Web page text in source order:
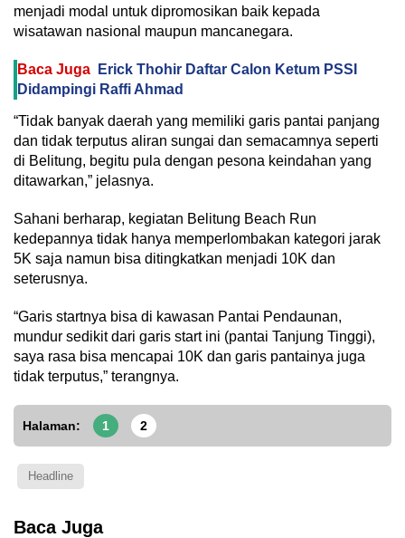
menjadi modal untuk dipromosikan baik kepada
wisatawan nasional maupun mancanegara.
Baca Juga
Erick Thohir Daftar Calon Ketum PSSI
Didampingi Raffi Ahmad
“Tidak banyak daerah yang memiliki garis pantai panjang
dan tidak terputus aliran sungai dan semacamnya seperti
di Belitung, begitu pula dengan pesona keindahan yang
ditawarkan,” jelasnya.
Sahani berharap, kegiatan Belitung Beach Run
kedepannya tidak hanya memperlombakan kategori jarak
5K saja namun bisa ditingkatkan menjadi 10K dan
seterusnya.
“Garis startnya bisa di kawasan Pantai Pendaunan,
mundur sedikit dari garis start ini (pantai Tanjung Tinggi),
saya rasa bisa mencapai 10K dan garis pantainya juga
tidak terputus,” terangnya.
Halaman: 1 2
Headline
Baca Juga